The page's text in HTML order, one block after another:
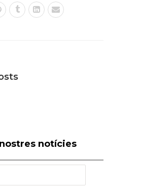
notícies